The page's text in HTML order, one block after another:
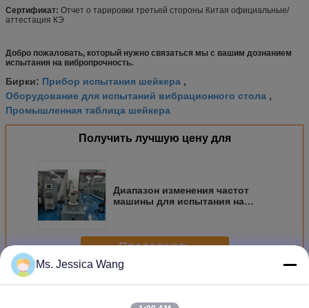
Сертификат: Отчет о тарировки третьей стороны Китая официальные/
аттестация КЭ
Добро пожаловать, который нужно связаться мы с вашим дознанием
испытания на вибропрочность.
Бирки: Прибор испытания шейкера ,
Оборудование для испытаний вибрационного стола ,
Промышленная таблица шейкера
Получить лучшую цену для
Диапазон изменения частот
машины для испытания на
Продолжать
БольшеВиброиспытательное оборудование
Ms. Jessica Wang